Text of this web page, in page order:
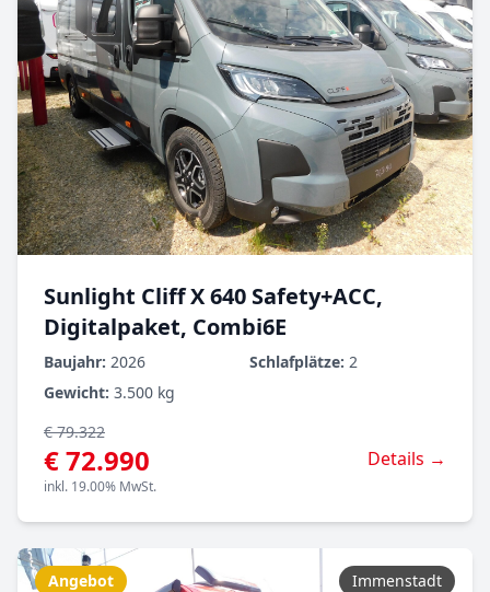
Sunlight Cliff X 640 Safety+ACC,
Digitalpaket, Combi6E
Baujahr: 2026 Schlafplätze: 2
Gewicht: 3.500 kg
€ 79.322
€ 72.990
inkl. 19.00% MwSt.
Details →
Angebot Immenstadt